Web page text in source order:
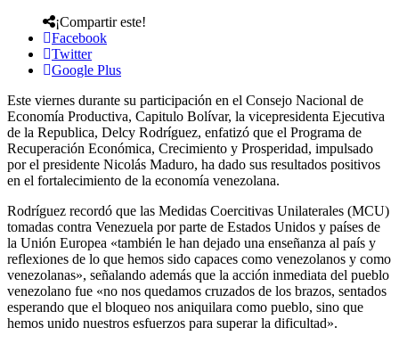
¡Compartir este!
Facebook
Twitter
Google Plus
Este viernes durante su participación en el Consejo Nacional de
Economía Productiva, Capitulo Bolívar, la vicepresidenta Ejecutiva
de la Republica, Delcy Rodríguez, enfatizó que el Programa de
Recuperación Económica, Crecimiento y Prosperidad, impulsado
por el presidente Nicolás Maduro, ha dado sus resultados positivos
en el fortalecimiento de la economía venezolana.
Rodríguez recordó que las Medidas Coercitivas Unilaterales (MCU)
tomadas contra Venezuela por parte de Estados Unidos y países de
la Unión Europea «también le han dejado una enseñanza al país y
reflexiones de lo que hemos sido capaces como venezolanos y como
venezolanas», señalando además que la acción inmediata del pueblo
venezolano fue «no nos quedamos cruzados de los brazos, sentados
esperando que el bloqueo nos aniquilara como pueblo, sino que
hemos unido nuestros esfuerzos para superar la dificultad».